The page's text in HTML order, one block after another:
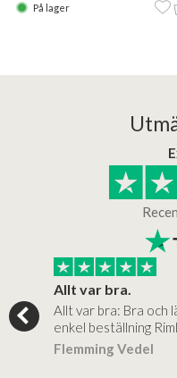
På lager
Allt var bra.
Allt var bra: Bra och
enkel beställning
Flemming Vedel